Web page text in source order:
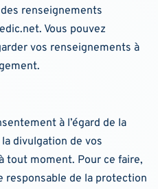
renseignements
. Vous pouvez
vos renseignements à
à l’égard de la
divulgation de vos
tout moment. Pour ce faire,
responsable de la protection